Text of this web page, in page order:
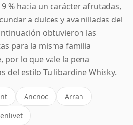
% hacia un carácter afrutadas,
dulces y avainilladas del
obtuvieron las
para la misma familia
por lo que vale la pena
del estilo Tullibardine Whisky.
Ancnoc Arran